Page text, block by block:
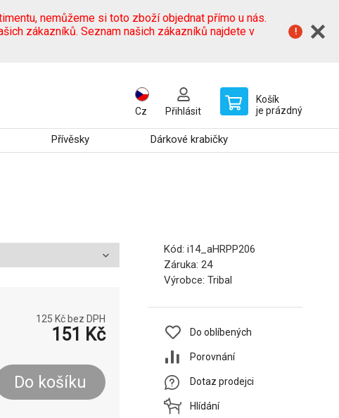
nemůžeme si toto zboží objednat přímo u nás.
zákazníků. Seznam našich zákazníků najdete v
Cz Přihlásit
Košík
je prázdný
Přívěsky Dárkové krabičky
125 Kč bez DPH
151 Kč
Do košíku
Kód: i14_aHRPP206
Záruka: 24
Výrobce: Tribal
Do oblíbených
Porovnání
Dotaz prodejci
Hlídání